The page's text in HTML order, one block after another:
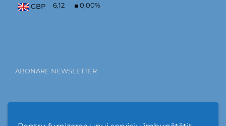
GBP 6,12 0,00%
ABONARE NEWSLETTER